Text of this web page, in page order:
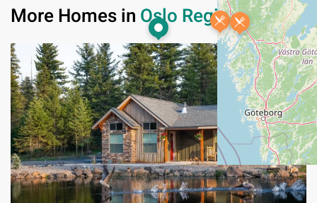
More Homes in Oslo Region